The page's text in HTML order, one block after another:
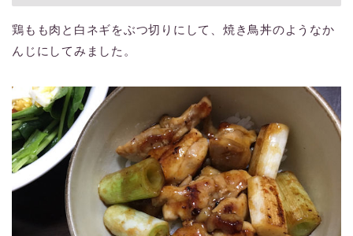
鶏もも肉と白ネギをぶつ切りにして、焼き鳥丼のようなか
んじにしてみました。